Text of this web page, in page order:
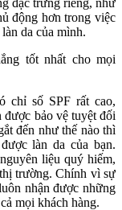
động hơn trong việc
da của mình.
chỉ số SPF rất cao,
được bảo vệ tuyệt đối
đến như thế nào thì
làn da của bạn.
liệu quý hiếm,
trường. Chính vì sự
nhận được những
mọi khách hàng.